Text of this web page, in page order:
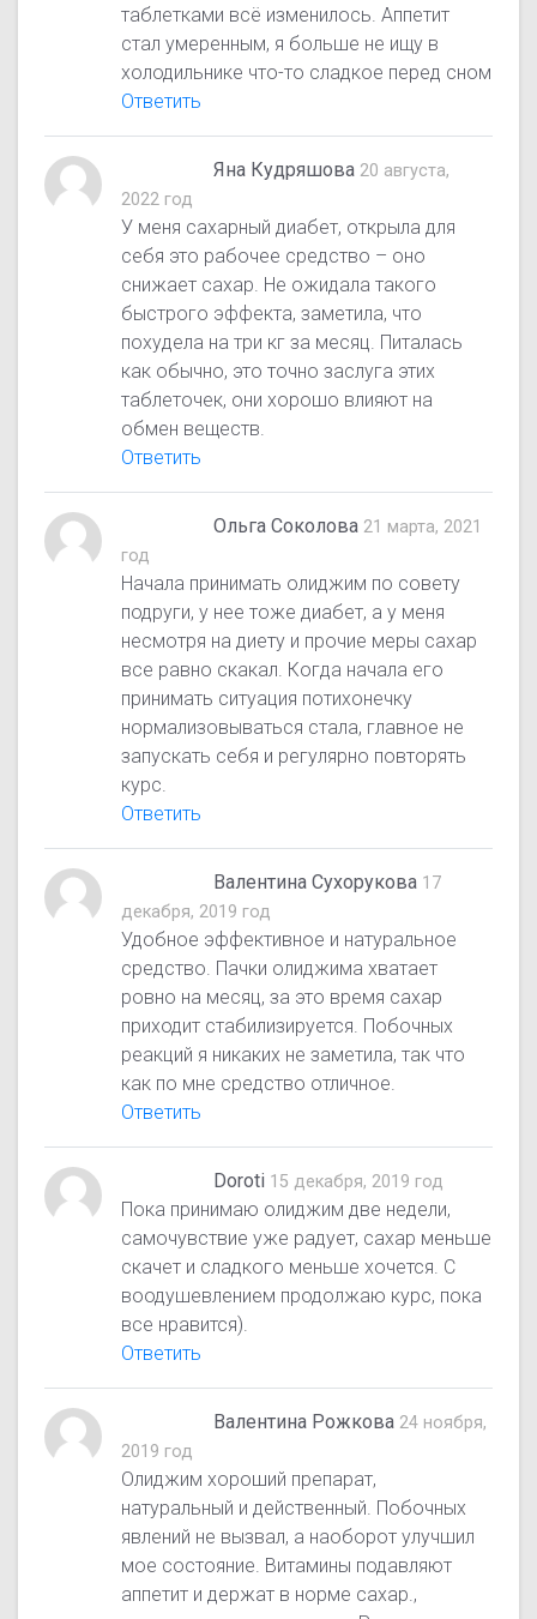
таблетками всё изменилось. Аппетит
стал умеренным, я больше не ищу в
холодильнике что-то сладкое перед сном
Ответить
Яна Кудряшова 20 августа,
2022 год
У меня сахарный диабет, открыла для
себя это рабочее средство – оно
снижает сахар. Не ожидала такого
быстрого эффекта, заметила, что
похудела на три кг за месяц. Питалась
как обычно, это точно заслуга этих
таблеточек, они хорошо влияют на
обмен веществ.
Ответить
Ольга Соколова 21 марта, 2021
год
Начала принимать олиджим по совету
подруги, у нее тоже диабет, а у меня
несмотря на диету и прочие меры сахар
все равно скакал. Когда начала его
принимать ситуация потихонечку
нормализовываться стала, главное не
запускать себя и регулярно повторять
курс.
Ответить
Валентина Сухорукова 17
декабря, 2019 год
Удобное эффективное и натуральное
средство. Пачки олиджима хватает
ровно на месяц, за это время сахар
приходит стабилизируется. Побочных
реакций я никаких не заметила, так что
как по мне средство отличное.
Ответить
Doroti 15 декабря, 2019 год
Пока принимаю олиджим две недели,
самочувствие уже радует, сахар меньше
скачет и сладкого меньше хочется. С
воодушевлением продолжаю курс, пока
все нравится).
Ответить
Валентина Рожкова 24 ноября,
2019 год
Олиджим хороший препарат,
натуральный и действенный. Побочных
явлений не вызвал, а наоборот улучшил
мое состояние. Витамины подавляют
аппетит и держат в норме сахар.,